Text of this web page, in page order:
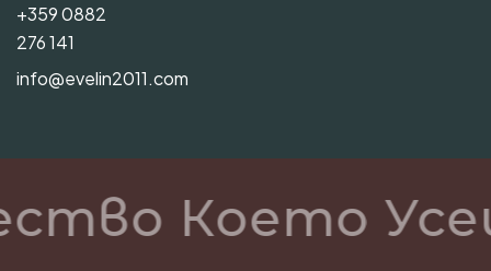
+359 0882
276 141
info@evelin2011.com
Което